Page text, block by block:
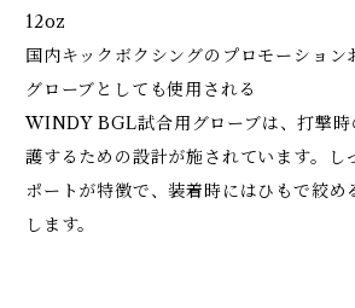
12oz
国内キックボクシングのプロモーション
グローブとしても使用される
WINDY BGL試合用グローブは、打撃時
護するための設計が施されています。し
ポートが特徴で、装着時にはひもで絞め
します。